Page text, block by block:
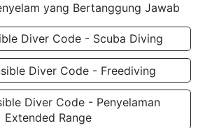
yang Bertanggung Jawab
Diver Code - Scuba Diving
Diver Code - Freediving
Diver Code - Penyelaman
Extended Range